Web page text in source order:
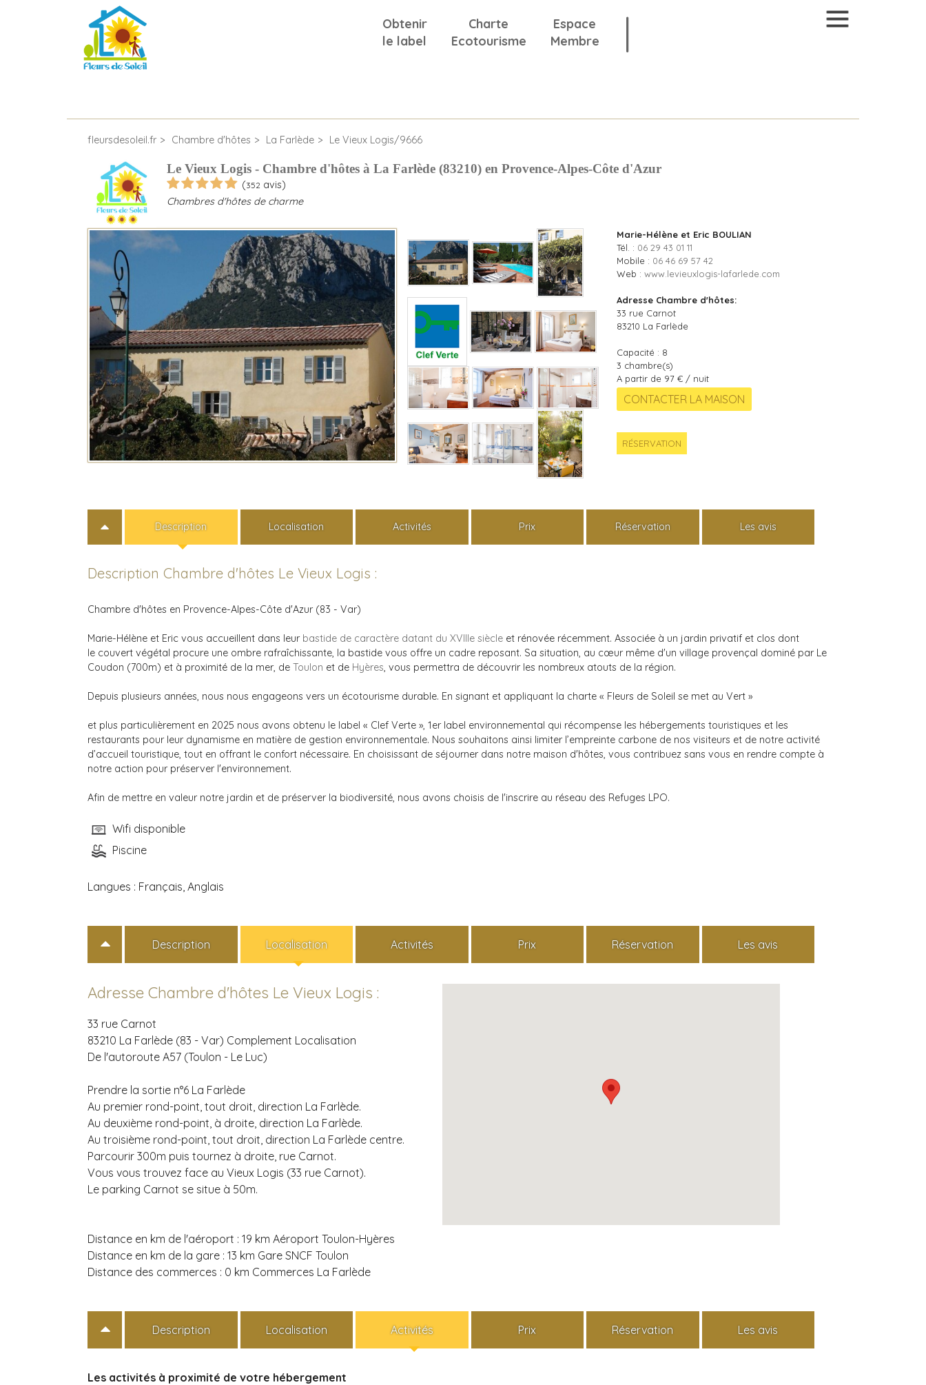
Obtenir
le label
Charte
Ecotourisme
Espace
Membre
fleursdesoleil.fr Chambre d'hôtes La Farlède Le Vieux Logis/9666
Le Vieux Logis - Chambre d'hôtes à La Farlède (83210) en Provence-Alpes-Côte d'Azur
(352 avis)
Chambres d'hôtes de charme
Marie-Hélène et Eric BOULIAN
Tél. : 06 29 43 01 11
Mobile : 06 46 69 57 42
Web : www.levieuxlogis-lafarlede.com
Adresse Chambre d'hôtes:
33 rue Carnot
83210 La Farlède
Capacité : 8
3 chambre(s)
A partir de 97 € / nuit
RÉSERVATION
Description Localisation Activités Prix Réservation Les avis
Description Chambre d'hôtes Le Vieux Logis :
Chambre d'hôtes en Provence-Alpes-Côte d'Azur (83 - Var)
Marie-Hélène et Eric vous accueillent dans leur bastide de caractère datant du XVIIIe siècle et rénovée récemment. Associée à un jardin privatif et clos dont
le couvert végétal procure une ombre rafraîchissante, la bastide vous offre un cadre reposant. Sa situation, au cœur même d'un village provençal dominé par Le
Coudon (700m) et à proximité de la mer, de Toulon et de Hyères, vous permettra de découvrir les nombreux atouts de la région.
Depuis plusieurs années, nous nous engageons vers un écotourisme durable. En signant et appliquant la charte « Fleurs de Soleil se met au Vert »
et plus particulièrement en 2025 nous avons obtenu le label « Clef Verte », 1er label environnemental qui récompense les hébergements touristiques et les
restaurants pour leur dynamisme en matière de gestion environnementale. Nous souhaitons ainsi limiter l’empreinte carbone de nos visiteurs et de notre activité
d’accueil touristique, tout en offrant le confort nécessaire. En choisissant de séjourner dans notre maison d'hôtes, vous contribuez sans vous en rendre compte à
notre action pour préserver l'environnement.
Afin de mettre en valeur notre jardin et de préserver la biodiversité, nous avons choisis de l'inscrire au réseau des Refuges LPO.
Wifi disponible
Piscine
Langues : Français, Anglais
Description Localisation Activités Prix Réservation Les avis
Adresse Chambre d'hôtes Le Vieux Logis :
33 rue Carnot
83210 La Farlède (83 - Var) Complement Localisation
De l'autoroute A57 (Toulon - Le Luc)
Prendre la sortie n°6 La Farlède
Au premier rond-point, tout droit, direction La Farlède.
Au deuxième rond-point, à droite, direction La Farlède.
Au troisième rond-point, tout droit, direction La Farlède centre.
Parcourir 300m puis tournez à droite, rue Carnot.
Vous vous trouvez face au Vieux Logis (33 rue Carnot).
Le parking Carnot se situe à 50m.
Distance en km de l'aéroport : 19 km Aéroport Toulon-Hyères
Distance en km de la gare : 13 km Gare SNCF Toulon
Distance des commerces : 0 km Commerces La Farlède
Description Localisation Activités Prix Réservation Les avis
Les activités à proximité de votre hébergement